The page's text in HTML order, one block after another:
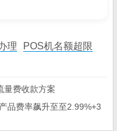
理
POS机名额超限
量费收款方案
品费率飙升至至2.99%+3